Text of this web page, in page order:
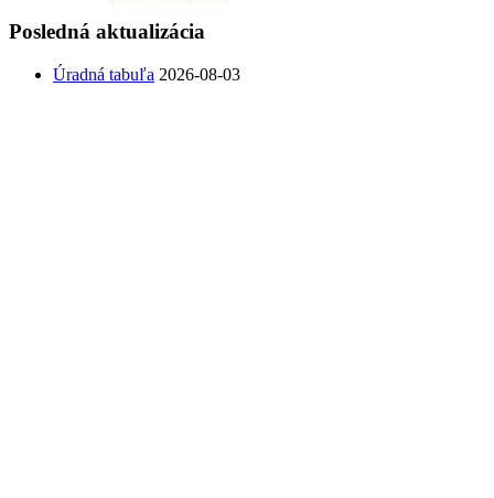
Posledná aktualizácia
Úradná tabuľa 2026-08-03